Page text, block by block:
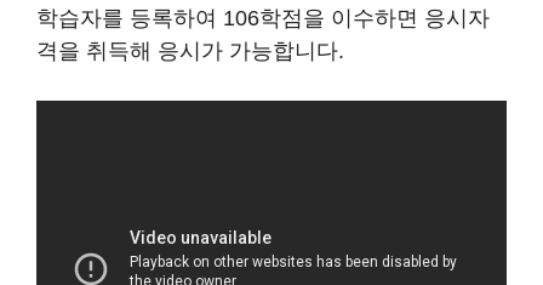
학습자를 등록하여 106학점을 이수하면 응시자
격을 취득해 응시가 가능합니다.